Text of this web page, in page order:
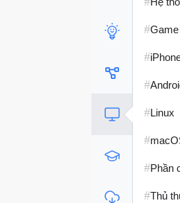
#
#
#
#Linux
#
#Phần
#Thủ